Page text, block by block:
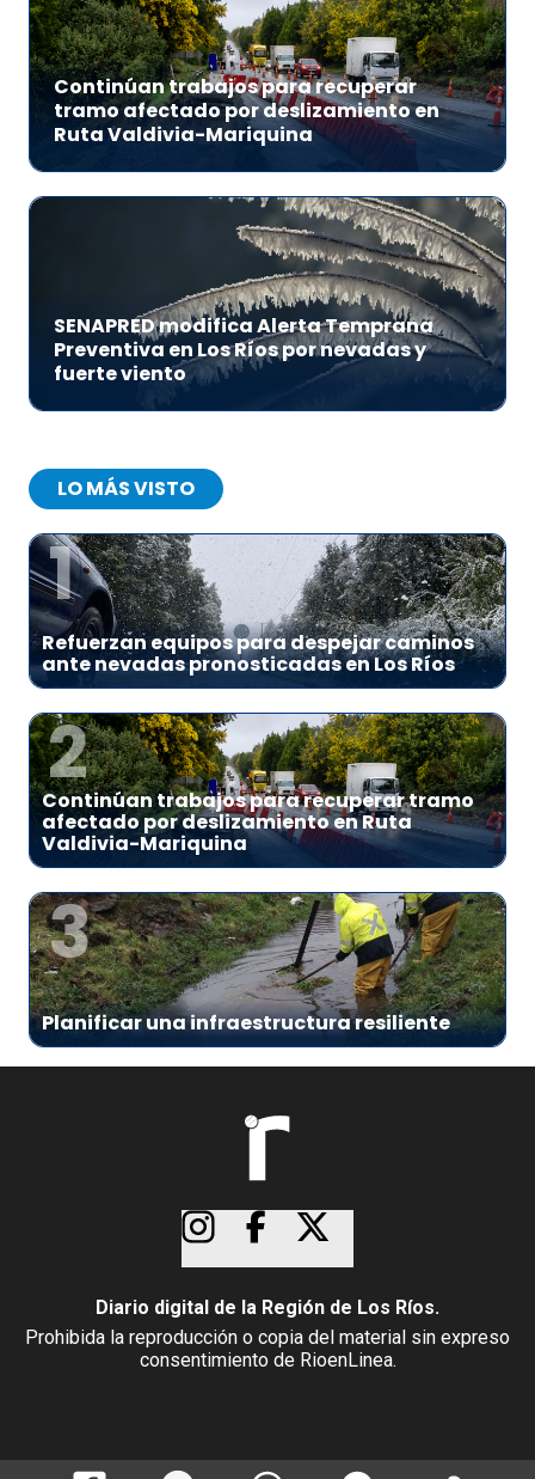
Continúan trabajos para recuperar
tramo afectado por deslizamiento en
Ruta Valdivia-Mariquina
SENAPRED modifica Alerta Temprana
Preventiva en Los Ríos por nevadas y
fuerte viento
LO MÁS VISTO
1
Refuerzan equipos para despejar caminos
ante nevadas pronosticadas en Los Ríos
2
Continúan trabajos para recuperar tramo
afectado por deslizamiento en Ruta
Valdivia-Mariquina
3
Planificar una infraestructura resiliente
Diario digital de la Región de Los Ríos.
Prohibida la reproducción o copia del material sin expreso
consentimiento de RioenLinea.